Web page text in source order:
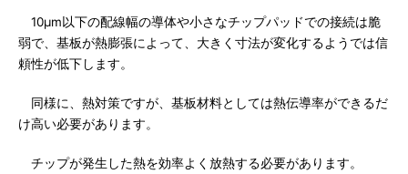
10μm以下の配線幅の導体や小さなチップパッドでの接続は脆
弱で、基板が熱膨張によって、大きく寸法が変化するようでは信
頼性が低下します。
同様に、熱対策ですが、基板材料としては熱伝導率ができるだ
け高い必要があります。
チップが発生した熱を効率よく放熱する必要があります。